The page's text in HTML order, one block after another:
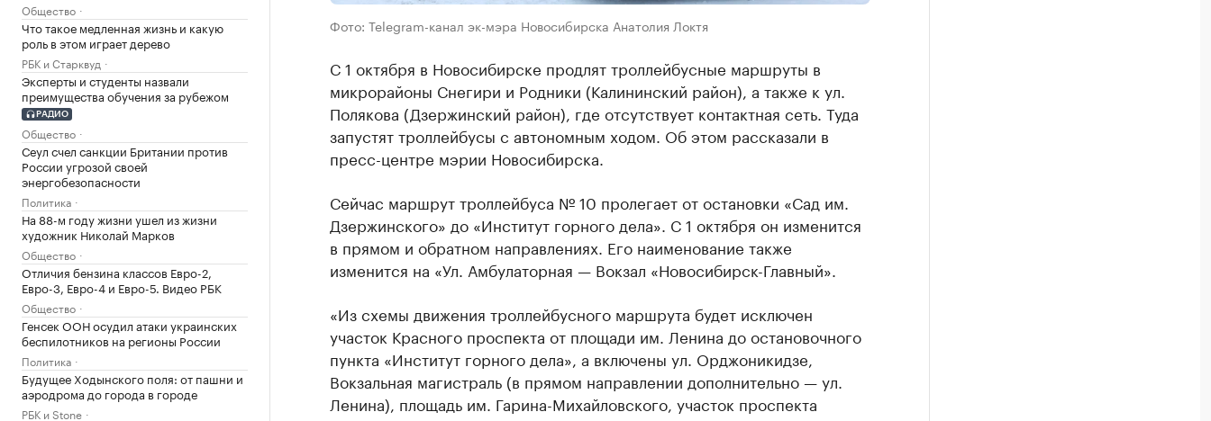
Общество
Что такое медленная жизнь и какую
роль в этом играет дерево
РБК и Старквуд
Эксперты и студенты назвали
преимущества обучения за рубежом
РАДИО
Общество
Сеул счел санкции Британии против
России угрозой своей
энергобезопасности
Политика
На 88-м году жизни ушел из жизни
художник Николай Марков
Общество
Отличия бензина классов Евро-2,
Евро-3, Евро-4 и Евро-5. Видео РБК
Общество
Генсек ООН осудил атаки украинских
беспилотников на регионы России
Политика
Будущее Ходынского поля: от пашни и
аэродрома до города в городе
РБК и Stone
Фото: Telegram-канал эк-мэра Новосибирска Анатолия Локтя
С 1 октября в Новосибирске продлят троллейбусные маршруты в
микрорайоны Снегири и Родники (Калининский район), а также к ул.
Полякова (Дзержинский район), где отсутствует контактная сеть. Туда
запустят троллейбусы с автономным ходом. Об этом рассказали в
пресс-центре мэрии Новосибирска.
Сейчас маршрут троллейбуса № 10 пролегает от остановки «Сад им.
Дзержинского» до «Институт горного дела». С 1 октября он изменится
в прямом и обратном направлениях. Его наименование также
изменится на «Ул. Амбулаторная — Вокзал «Новосибирск-Главный».
«Из схемы движения троллейбусного маршрута будет исключен
участок Красного проспекта от площади им. Ленина до остановочного
пункта «Институт горного дела», а включены ул. Орджоникидзе,
Вокзальная магистраль (в прямом направлении дополнительно — ул.
Ленина), площадь им. Гарина-Михайловского, участок проспекта